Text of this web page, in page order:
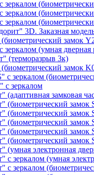
зеркалом
зеркалом
зеркалом
3D. Заказная
замок
зеркалом (умная дверная
(терморазрыв 3к)
замок
с зеркалом
с зеркалом
(адаптивная замковая
(биометрический замок
(биометрический замок
(биометрический замок
(биометрический замок
(биометрический замок
(умная электронная
с зеркалом (умная
с зеркалом